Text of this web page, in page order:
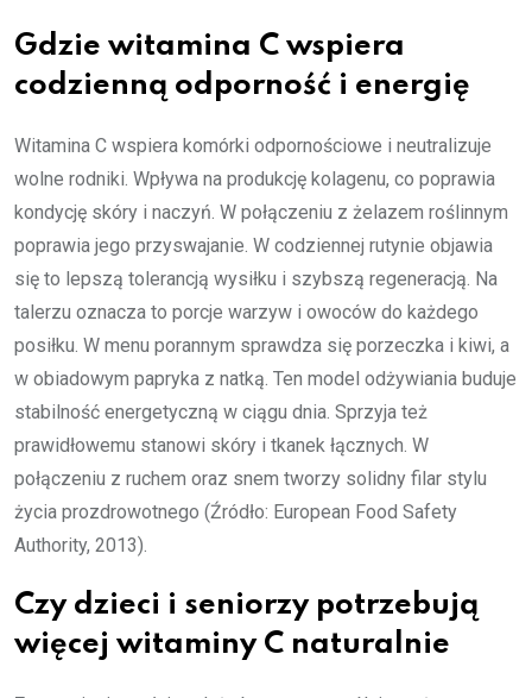
Gdzie witamina C wspiera
codzienną odporność i energię
Witamina C wspiera komórki odpornościowe i neutralizuje
wolne rodniki. Wpływa na produkcję kolagenu, co poprawia
kondycję skóry i naczyń. W połączeniu z żelazem roślinnym
poprawia jego przyswajanie. W codziennej rutynie objawia
się to lepszą tolerancją wysiłku i szybszą regeneracją. Na
talerzu oznacza to porcje warzyw i owoców do każdego
posiłku. W menu porannym sprawdza się porzeczka i kiwi, a
w obiadowym papryka z natką. Ten model odżywiania buduje
stabilność energetyczną w ciągu dnia. Sprzyja też
prawidłowemu stanowi skóry i tkanek łącznych. W
połączeniu z ruchem oraz snem tworzy solidny filar stylu
życia prozdrowotnego (Źródło: European Food Safety
Authority, 2013).
Czy dzieci i seniorzy potrzebują
więcej witaminy C naturalnie